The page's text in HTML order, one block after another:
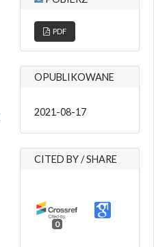
PDF
OPUBLIKOWANE
2021-08-17
CITED BY / SHARE
0